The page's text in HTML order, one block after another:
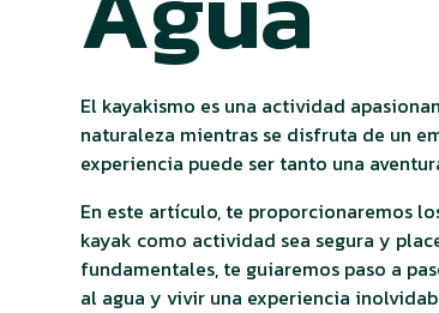
El kayakismo es una actividad
naturaleza mientras se disfruta de un
experiencia puede ser tanto una
En este artículo, te proporcionaremos
kayak como actividad sea segura y
fundamentales, te guiaremos paso a
al agua y vivir una experiencia